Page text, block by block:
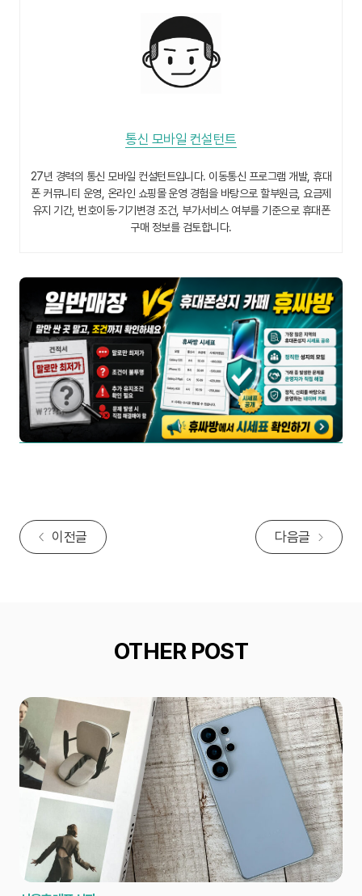
통신 모바일 컨설턴트
27년 경력의 통신 모바일 컨설턴트입니다. 이동통신 프로그램 개발, 휴대
폰 커뮤니티 운영, 온라인 쇼핑몰 운영 경험을 바탕으로 할부원금, 요금제
유지 기간, 번호이동·기기변경 조건, 부가서비스 여부를 기준으로 휴대폰
구매 정보를 검토합니다.
이전글 다음글
OTHER POST